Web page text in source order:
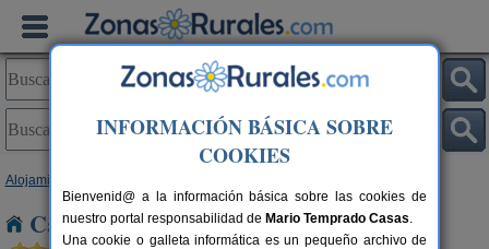
Alojamientos
Casas Rurales cerca de Ramacastañas
INFORMACIÓN BÁSICA SOBRE
COOKIES
Bienvenid@ a la información básica sobre las cookies de
nuestro portal responsabilidad de Mario Temprado Casas.
Una cookie o galleta informática es un pequeño archivo de